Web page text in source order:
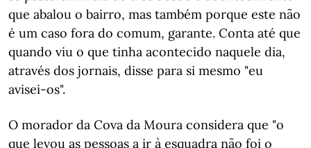
que abalou o bairro, mas também porque este não
é um caso fora do comum, garante. Conta até que
quando viu o que tinha acontecido naquele dia,
através dos jornais, disse para si mesmo "eu
avisei-os".
O morador da Cova da Moura considera que "o
que levou as pessoas a ir à esquadra não foi o